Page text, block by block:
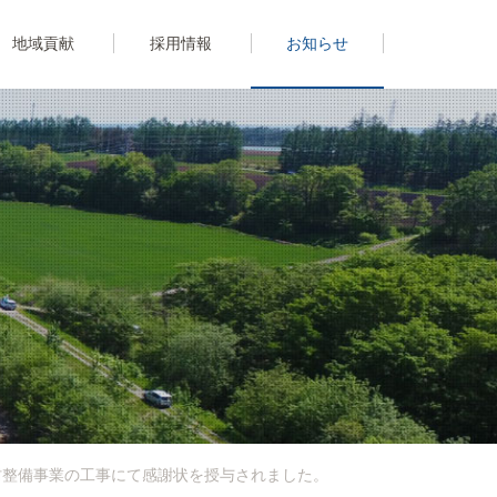
地域貢献 採用情報 お知らせ
備事業の工事にて感謝状を授与されました。